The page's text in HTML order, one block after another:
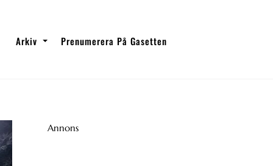
Arkiv Prenumerera På Gasetten
Annons